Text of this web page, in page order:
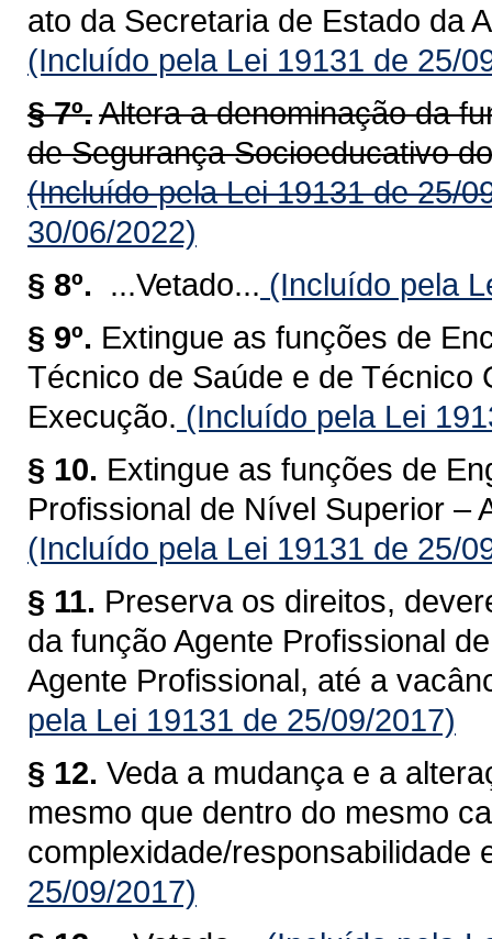
ato da Secretaria de Estado da
(Incluído pela Lei 19131 de 25/
§ 7º.Altera a denominação da
de Segurança Socioeducativo
(Incluído pela Lei 19131 de 25/
30/06/2022)
§ 8º.
...Vetado... (Incluído pela
§ 9º. Extingue as funções de
Técnico de Saúde e de Técnico
Execução. (Incluído pela Lei
§ 10. Extingue as funções de
Profissional de Nível Superior –
(Incluído pela Lei 19131 de 25/
§ 11. Preserva os direitos,
da função Agente Profissional
Agente Profissional, até a
pela Lei 19131 de 25/09/2017)
§ 12. Veda a mudança e a
mesmo que dentro do mesmo
complexidade/responsabilidade
25/09/2017)